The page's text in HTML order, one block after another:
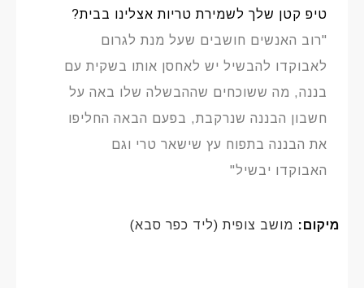
טיפ קטן שלך לשמירת טריות אצלינו בבית?
"רוב האנשים חושבים שעל מנת לגרום
לאבוקדו להבשיל יש לאחסן אותו בשקית עם
בננה, מה ששוכחים שההבשלה שלו באה על
חשבון הבננה שנרקבת, בפעם הבאה החליפו
את הבננה בתפוח עץ שישאר טרי וגם
האבוקדו יבשיל"
מיקום: מושב צופית (ליד כפר סבא)